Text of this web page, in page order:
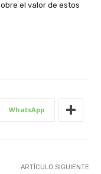
el valor de estos
WhatsApp
ARTÍCULO SIGUIENTE